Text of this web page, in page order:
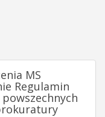
MS
Regulamin